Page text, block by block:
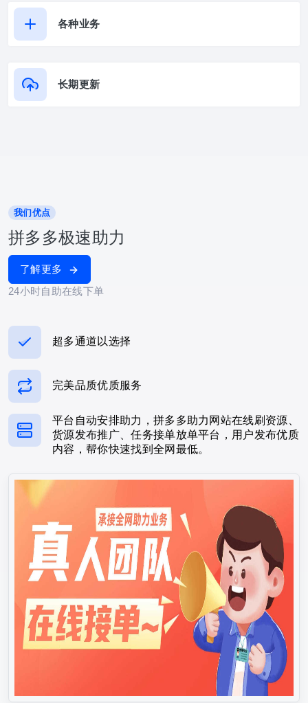
各种业务
长期更新
我们优点
拼多多极速助力
了解更多
24小时自助在线下单
超多通道以选择
完美品质优质服务
平台自动安排助力，拼多多助力网站在线刷资源、
货源发布推广、任务接单放单平台，用户发布优质
内容，帮你快速找到全网最低。